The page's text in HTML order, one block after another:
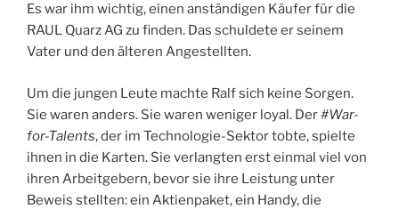
Es war ihm wichtig, einen anständigen Käufer für die
RAUL Quarz AG zu finden. Das schuldete er seinem
Vater und den älteren Angestellten.
Um die jungen Leute machte Ralf sich keine Sorgen.
Sie waren anders. Sie waren weniger loyal. Der#War-
for-Talents, der im Technologie-Sektor tobte, spielte
ihnen in die Karten. Sie verlangten erst einmal viel von
ihren Arbeitgebern, bevor sie ihre Leistung unter
Beweis stellten: ein Aktienpaket, ein Handy, die